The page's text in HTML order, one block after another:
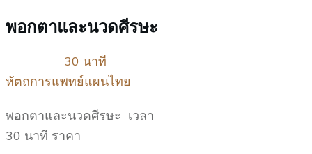
พอกตาและนวดศีรษะ
30 นาที
หัตถการแพทย์แผนไทย
พอกตาและนวดศีรษะ เวลา
30 นาที ราคา